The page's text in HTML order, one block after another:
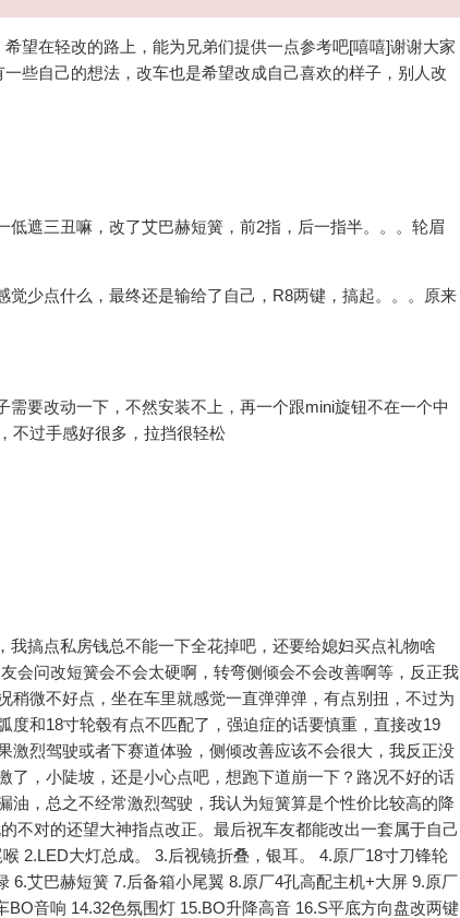
望在轻改的路上，能为兄弟们提供一点参考吧[嘻嘻]谢谢大家
些自己的想法，改车也是希望改成自己喜欢的样子，别人改
遮三丑嘛，改了艾巴赫短簧，前2指，后一指半。。。轮眉
少点什么，最终还是输给了自己，R8两键，搞起。。。原来
要改动一下，不然安装不上，再一个跟mini旋钮不在一个中
不过手感好很多，拉挡很轻松
搞点私房钱总不能一下全花掉吧，还要给媳妇买点礼物啥
会问改短簧会不会太硬啊，转弯侧倾会不会改善啊等，反正我
微不好点，坐在车里就感觉一直弹弹弹，有点别扭，不过为
和18寸轮毂有点不匹配了，强迫症的话要慎重，直接改19
烈驾驶或者下赛道体验，侧倾改善应该不会很大，我反正没
，小陡坡，还是小心点吧，想跑下道崩一下？路况不好的话
，总之不经常激烈驾驶，我认为短簧算是个性价比较高的降
不对的还望大神指点改正。最后祝车友都能改出一套属于自己
2.LED大灯总成。 3.后视镜折叠，银耳。 4.原厂18寸刀锋轮
6.艾巴赫短簧 7.后备箱小尾翼 8.原厂4孔高配主机+大屏 9.原厂
音响 14.32色氛围灯 15.BO升降高音 16.S平底方向盘改两键